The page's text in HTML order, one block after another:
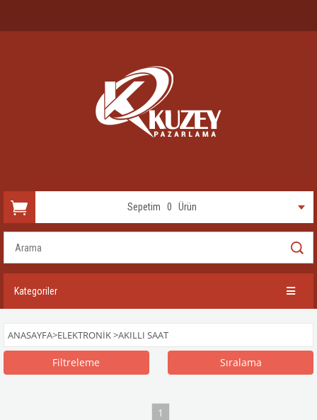
Sepetim 0 Ürün
Kategoriler
ANASAYFA>ELEKTRONİK>AKILLI SAAT
Filtreleme Sıralama
1